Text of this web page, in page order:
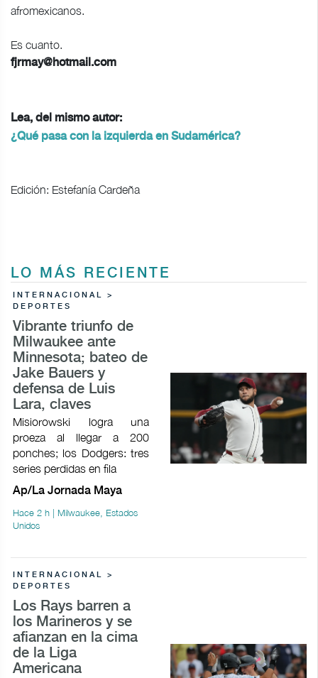
afromexicanos.
Es cuanto.
fjrmay@hotmail.com
Lea, del mismo autor:
¿Qué pasa con la izquierda en Sudamérica?
Edición: Estefanía Cardeña
LO MÁS RECIENTE
INTERNACIONAL >
DEPORTES
Vibrante triunfo de
Milwaukee ante
Minnesota; bateo de
Jake Bauers y
defensa de Luis
Lara, claves
Misiorowski logra una
proeza al llegar a 200
ponches; los Dodgers: tres
series perdidas en fila
Ap/La Jornada Maya
Hace 2 h | Milwaukee, Estados
Unidos
INTERNACIONAL >
DEPORTES
Los Rays barren a
los Marineros y se
afianzan en la cima
de la Liga
Americana